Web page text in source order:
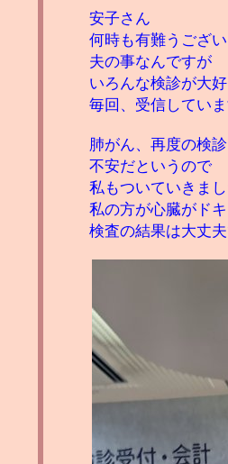
安子さん
何時も有難うござい
夫の事なんですが
いろんな検診が大
毎回、受信していま
肺がん、再度の検診
不安だというので
私もついていきま
私の方が心臓がド
検査の結果は大丈夫